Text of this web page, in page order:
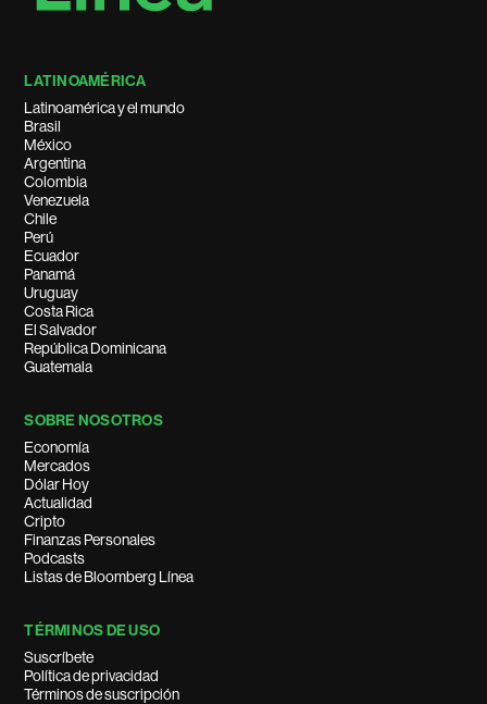
LATINOAMÉRICA
Latinoamérica y el mundo
Brasil
México
Argentina
Colombia
Venezuela
Chile
Perú
Ecuador
Panamá
Uruguay
Costa Rica
El Salvador
República Dominicana
Guatemala
SOBRE NOSOTROS
Economía
Mercados
Dólar Hoy
Actualidad
Cripto
Finanzas Personales
Podcasts
Listas de Bloomberg Línea
TÉRMINOS DE USO
Suscríbete
Política de privacidad
Términos de suscripción